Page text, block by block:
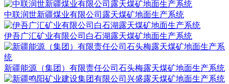
中联润世新疆煤业有限公司露天煤矿地面生产系统
伊吾广汇矿业有限公司白石湖露天煤矿地面生产系统
新疆能源（集团）有限责任公司石头梅露天煤矿地面生产系统